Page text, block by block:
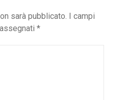
sarà pubblicato. I campi
*